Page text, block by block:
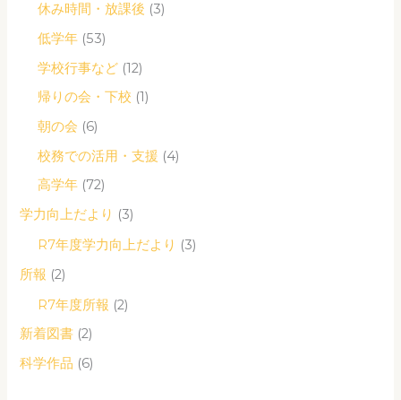
休み時間・放課後 (3)
低学年 (53)
学校行事など (12)
帰りの会・下校 (1)
朝の会 (6)
校務での活用・支援 (4)
高学年 (72)
学力向上だより (3)
R7年度学力向上だより (3)
所報 (2)
R7年度所報 (2)
新着図書 (2)
科学作品 (6)